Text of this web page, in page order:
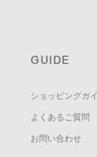
GUIDE
ショッピングガ
よくあるご質問
お問い合わせ